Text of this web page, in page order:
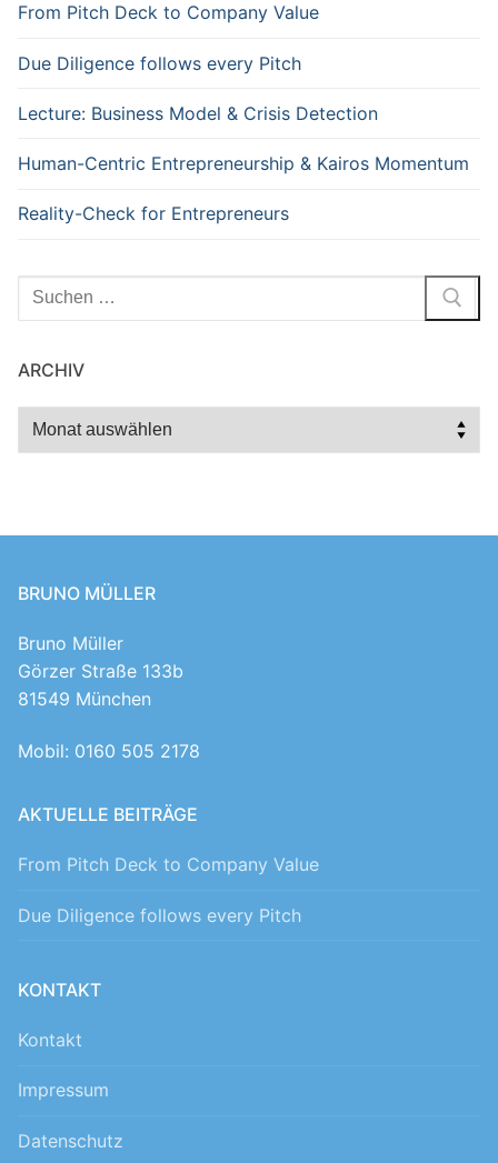
From Pitch Deck to Company Value
Due Diligence follows every Pitch
Lecture: Business Model & Crisis Detection
Human-Centric Entrepreneurship & Kairos Momentum
Reality-Check for Entrepreneurs
Suchen
nach:
ARCHIV
Archiv
BRUNO MÜLLER
Bruno Müller
Görzer Straße 133b
81549 München
Mobil: 0160 505 2178
AKTUELLE BEITRÄGE
From Pitch Deck to Company Value
Due Diligence follows every Pitch
KONTAKT
Kontakt
Impressum
Datenschutz